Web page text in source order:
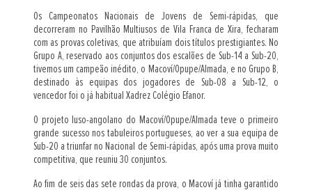
Os Campeonatos Nacionais de Jovens de Semi-rápidas, que
decorreram no Pavilhão Multiusos de Vila Franca de Xira, fecharam
com as provas coletivas, que atribuíam dois títulos prestigiantes. No
Grupo A, reservado aos conjuntos dos escalões de Sub-14 a Sub-20,
tivemos um campeão inédito, o Macoví/Opupe/Almada, e no Grupo B,
destinado às equipas dos jogadores de Sub-08 a Sub-12, o
vencedor foi o já habitual Xadrez Colégio Efanor.
O projeto luso-angolano do Macoví/Opupe/Almada teve o primeiro
grande sucesso nos tabuleiros portugueses, ao ver a sua equipa de
Sub-20 a triunfar no Nacional de Semi-rápidas, após uma prova muito
competitiva, que reuniu 30 conjuntos.
Ao fim de seis das sete rondas da prova, o Macoví já tinha garantido